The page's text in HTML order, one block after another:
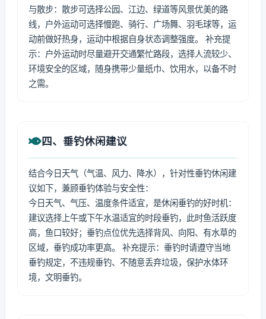
与散步：散步可选择公园、江边、绿道等风景优美的路
线，户外运动可选择慢跑、骑行、广场舞、羽毛球等，运
动前做好热身，运动中根据自身状态调整强度。 补充提
示：户外运动时尽量避开交通繁忙路段，选择人流较少、
环境安全的区域，随身携带少量纸巾、饮用水，以备不时
之需。
四、垂钓休闲建议
结合今日天气（气温、风力、降水），针对性垂钓休闲建
议如下，兼顾垂钓体验与安全性：
今日天气、气压、温度条件适宜，是休闲垂钓的好时机：
建议选择上午或下午水温适宜的时段垂钓，此时鱼活跃度
高，鱼口较好；垂钓点位优先选择背风、向阳、有水草的
区域，垂钓成功率更高。 补充提示：垂钓时请遵守当地
垂钓规定，不违规垂钓、不随意丢弃垃圾，保护水体环
境，文明垂钓。